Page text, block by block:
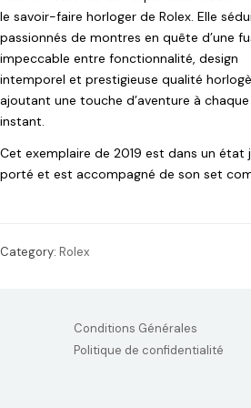
le savoir-faire horloger de Rolex. Elle
passionnés de montres en quête d’une
impeccable entre fonctionnalité, design
intemporel et prestigieuse qualité
ajoutant une touche d’aventure à chaque
instant.
Cet exemplaire de 2019 est dans un état
porté et est accompagné de son set
Category: Rolex
Conditions Générales
Politique de confidentialité